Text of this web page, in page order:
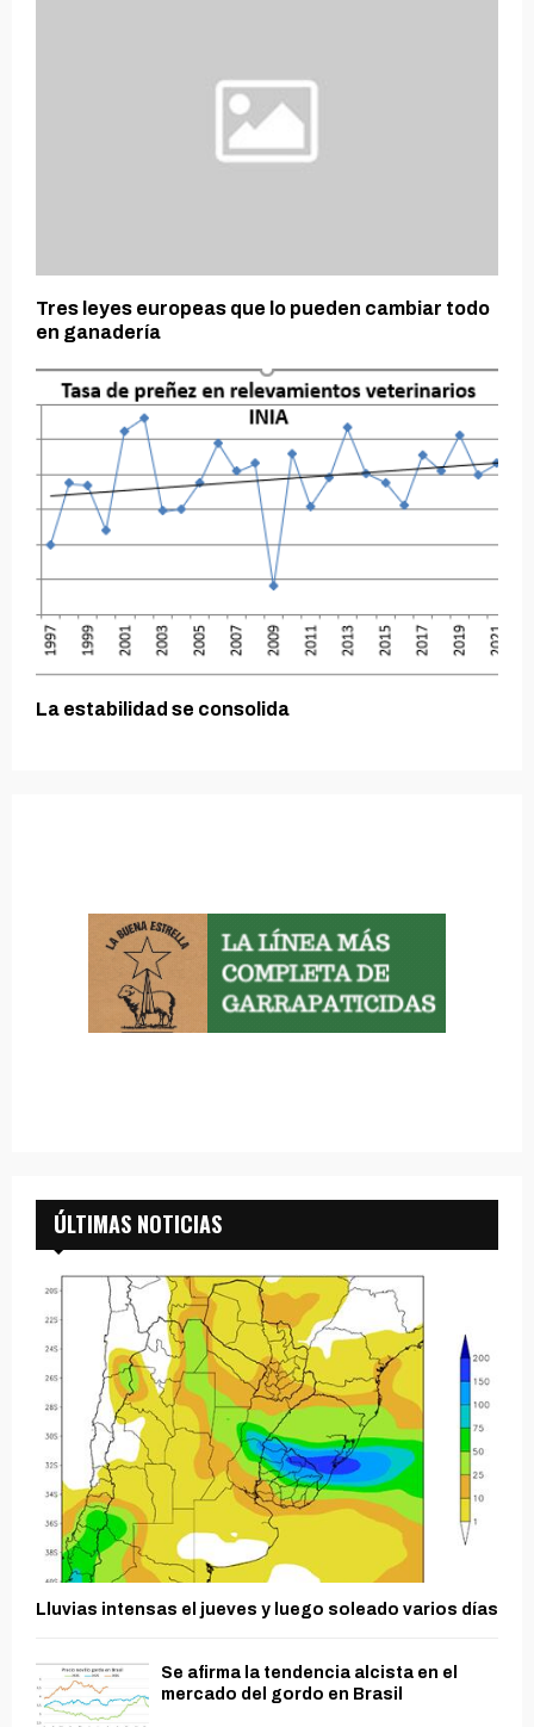
Tres leyes europeas que lo pueden cambiar todo
en ganadería
La estabilidad se consolida
ÚLTIMAS NOTICIAS
Lluvias intensas el jueves y luego soleado varios días
Se afirma la tendencia alcista en el
mercado del gordo en Brasil